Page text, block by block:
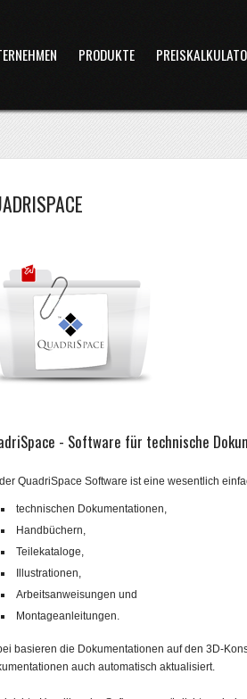
PRODUKTE
- Software für technische
QuadriSpace Software ist eine wesentlich
technischen Dokumentationen,
Handbüchern,
Teilekataloge,
Illustrationen,
Arbeitsanweisungen und
Montageanleitungen.
basieren die Dokumentationen auf den 3D-
auch automatisch aktualisiert.